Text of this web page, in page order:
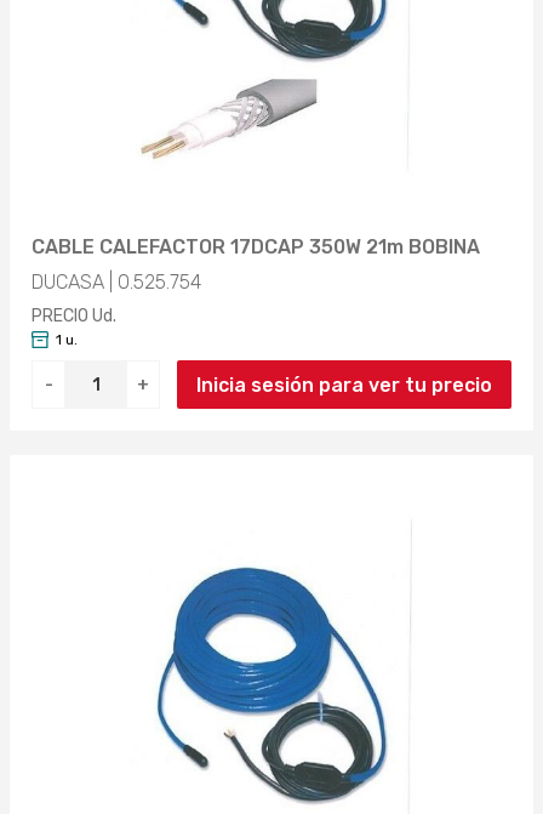
CABLE CALEFACTOR 17DCAP 350W 21m BOBINA
DUCASA | 0.525.754
PRECIO Ud.
- +
1 u.
Inicia sesión para ver tu precio